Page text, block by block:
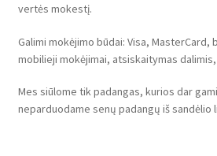
vertės mokestį.
Galimi mokėjimo būdai: Visa, MasterCard,
mobilieji mokėjimai, atsiskaitymas dalimis,
Mes siūlome tik padangas, kurios dar
neparduodame senų padangų iš sandėlio